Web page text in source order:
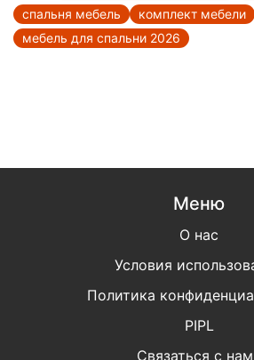
спальня мебель
комплект мебели
мебель для спальни 2026
Меню
О нас
Условия
Политика
PIPL
Связаться с